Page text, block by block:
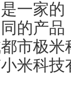
一家
的产
市极
米科